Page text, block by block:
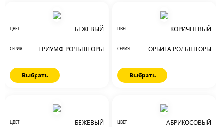
ЦВЕТ БЕЖЕВЫЙ
СЕРИЯ ТРИУМФ РОЛЬШТОРЫ
Выбрать
ЦВЕТ КОРИЧНЕВЫЙ
СЕРИЯ ОРБИТА РОЛЬШТОРЫ
Выбрать
ЦВЕТ БЕЖЕВЫЙ ЦВЕТ АБРИКОСОВЫЙ